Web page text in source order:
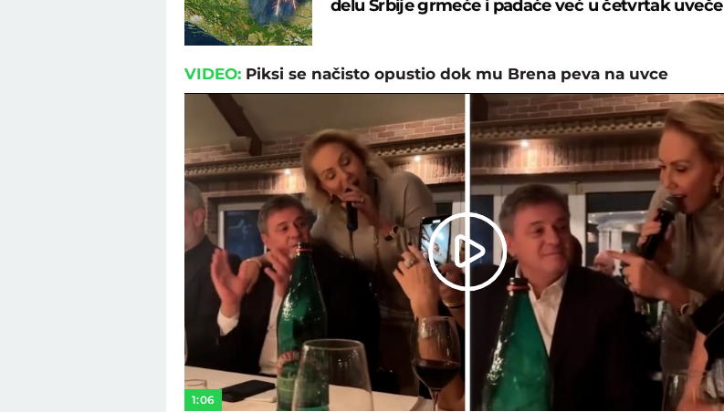
delu Srbije grmeće i padaće već u četvrtak uveče
VIDEO: Piksi se načisto opustio dok mu Brena peva na uvce
Play
Video
1:06